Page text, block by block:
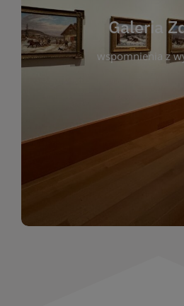
Galeria
wspomnienia z
którym można zobaczyć, jak
i jej społeczność. Zdjęcia
uroczyste chwile, jak i
czytelników. Regularnie
by każdy mógł powrócić
momentów. Zapraszamy
wspominania i